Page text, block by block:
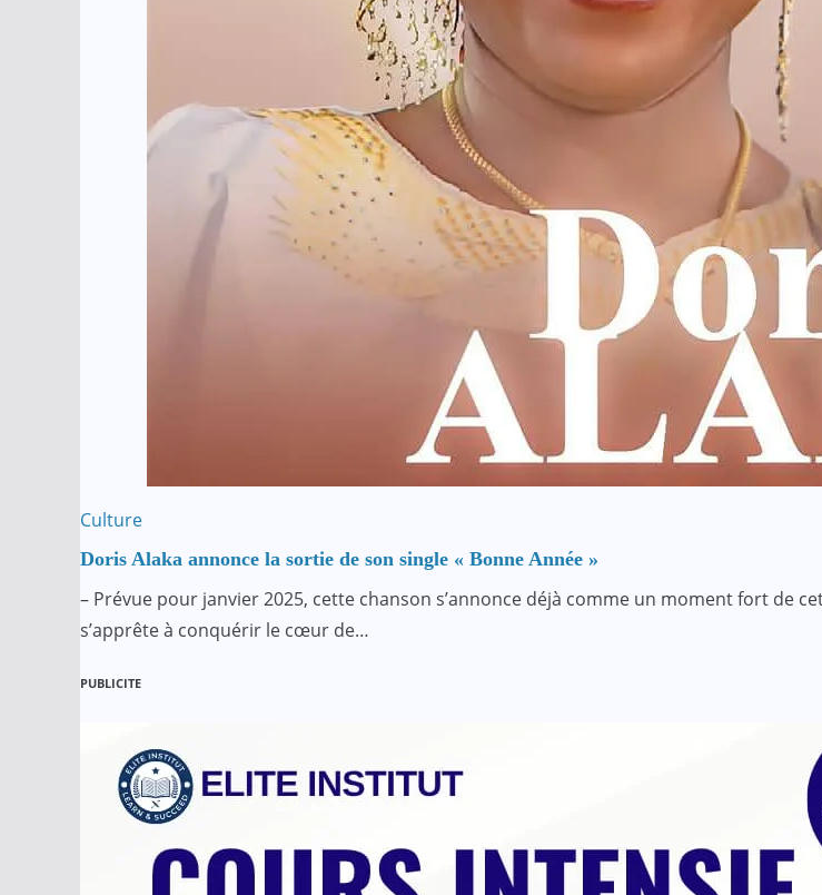
Culture
Doris Alaka annonce la sortie de son single « Bonne Année »
– Prévue pour janvier 2025, cette chanson s’annonce déjà comme un moment fort de
s’apprête à conquérir le cœur de…
PUBLICITE